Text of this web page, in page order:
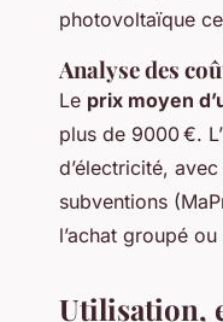
photovoltaïque
Analyse des
Le prix moyen
plus de 9000 €.
d’électricité,
subventions
l’achat groupé
Utilisation,